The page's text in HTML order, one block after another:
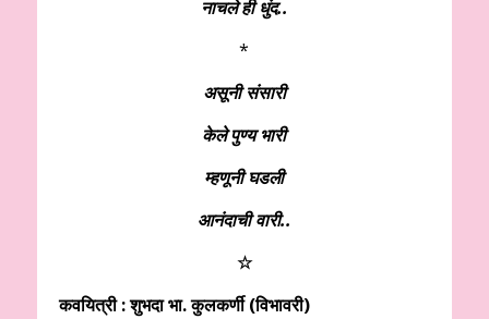
नाचले ही धुंद..
*
असूनी संसारी
केले पुण्य भारी
म्हणूनी घडली
आनंदाची वारी..
☆
कवयित्री : शुभदा भा. कुलकर्णी (विभावरी)